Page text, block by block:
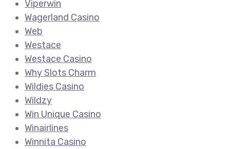
Viperwin
Wagerland Casino
Web
Westace
Westace Casino
Why Slots Charm
Wildies Casino
Wildzy
Win Unique Casino
Winairlines
Winnita Casino